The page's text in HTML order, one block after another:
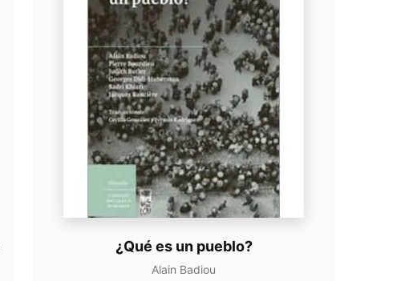
¿Qué es un pueblo?
Alain Badiou